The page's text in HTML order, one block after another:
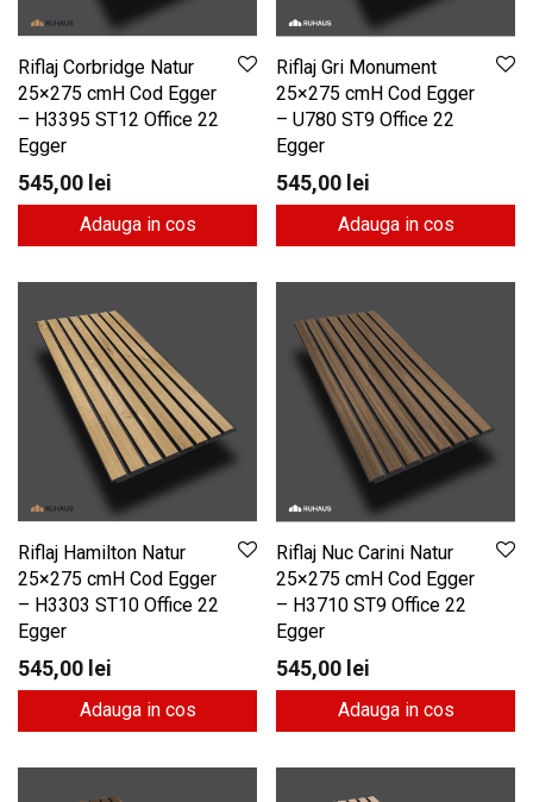
Riflaj Corbridge Natur
25×275 cmH Cod Egger
– H3395 ST12 Office 22
Egger
545,00 lei
Adauga in cos
Riflaj Gri Monument
25×275 cmH Cod Egger
– U780 ST9 Office 22
Egger
545,00 lei
Adauga in cos
Riflaj Hamilton Natur
25×275 cmH Cod Egger
– H3303 ST10 Office 22
Egger
545,00 lei
Adauga in cos
Riflaj Nuc Carini Natur
25×275 cmH Cod Egger
– H3710 ST9 Office 22
Egger
545,00 lei
Adauga in cos